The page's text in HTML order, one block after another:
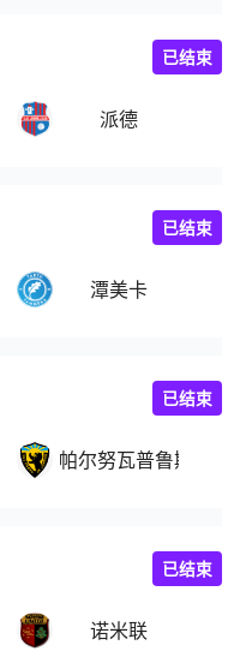
派德
已结束
潭美卡
已结束
帕尔努瓦普鲁斯
已结束
诺米联
已结束